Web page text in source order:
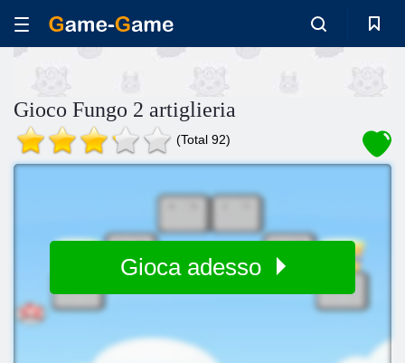
Gioco Fungo 2 artiglieria
(Total 92)
Gioca adesso